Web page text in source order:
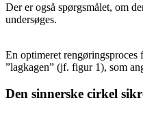
Der er også spørgsmålet, om
undersøges.
En optimeret
”lagkagen” (jf. figur 1), som
Den sinnerske cirkel